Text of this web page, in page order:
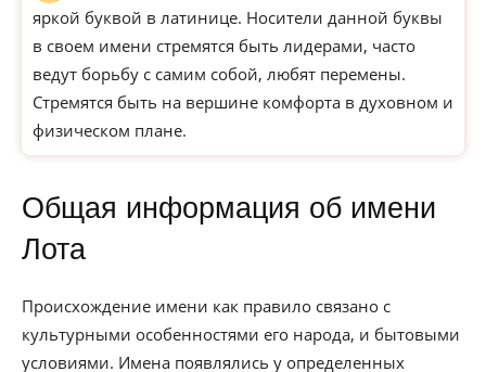
яркой буквой в латинице. Носители данной буквы
в своем имени стремятся быть лидерами, часто
ведут борьбу с самим собой, любят перемены.
Стремятся быть на вершине комфорта в духовном и
физическом плане.
Общая информация об имени
Лота
Происхождение имени как правило связано с
культурными особенностями его народа, и бытовыми
условиями. Имена появлялись у определенных